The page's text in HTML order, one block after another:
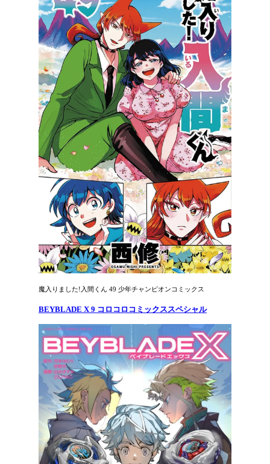
魔入りました!入間くん 49 少年チャンピオンコミックス
BEYBLADE X 9 コロコロコミックススペシャル